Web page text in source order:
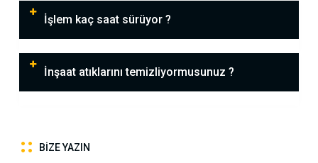
İşlem kaç saat sürüyor ?
İnşaat atıklarını temizliyormusunuz ?
BIZE YAZIN